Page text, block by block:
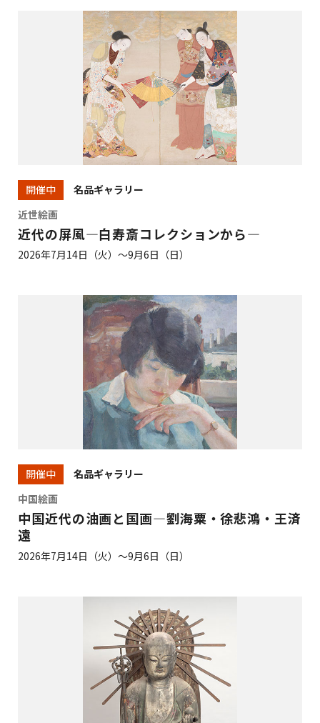
開催中
名品ギャラリー
近世絵画
近代の屏風―白寿斎コレクションから―
2026年7月14日（火）～9月6日（日）
開催中
名品ギャラリー
中国絵画
中国近代の油画と国画―劉海粟・徐悲鴻・王済
遠
2026年7月14日（火）～9月6日（日）